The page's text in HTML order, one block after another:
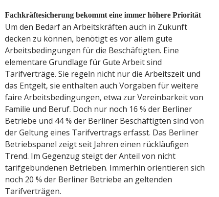
Fachkräftesicherung bekommt eine immer höhere Priorität
Um den Bedarf an Arbeitskräften auch in Zukunft
decken zu können, benötigt es vor allem gute
Arbeitsbedingungen für die Beschäftigten. Eine
elementare Grundlage für Gute Arbeit sind
Tarifverträge. Sie regeln nicht nur die Arbeitszeit und
das Entgelt, sie enthalten auch Vorgaben für weitere
faire Arbeitsbedingungen, etwa zur Vereinbarkeit von
Familie und Beruf. Doch nur noch 16 % der Berliner
Betriebe und 44 % der Berliner Beschäftigten sind von
der Geltung eines Tarifvertrags erfasst. Das Berliner
Betriebspanel zeigt seit Jahren einen rückläufigen
Trend. Im Gegenzug steigt der Anteil von nicht
tarifgebundenen Betrieben. Immerhin orientieren sich
noch 20 % der Berliner Betriebe an geltenden
Tarifverträgen.